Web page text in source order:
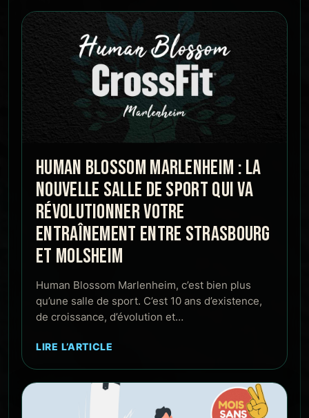
HUMAN BLOSSOM MARLENHEIM : LA
NOUVELLE SALLE DE SPORT QUI VA
RÉVOLUTIONNER VOTRE
ENTRAÎNEMENT ENTRE STRASBOURG
ET MOLSHEIM
Human Blossom Marlenheim, c’est bien plus
qu’une salle de sport. C’est 10 ans d’existence,
de croissance, d’évolution et…
LIRE L’ARTICLE